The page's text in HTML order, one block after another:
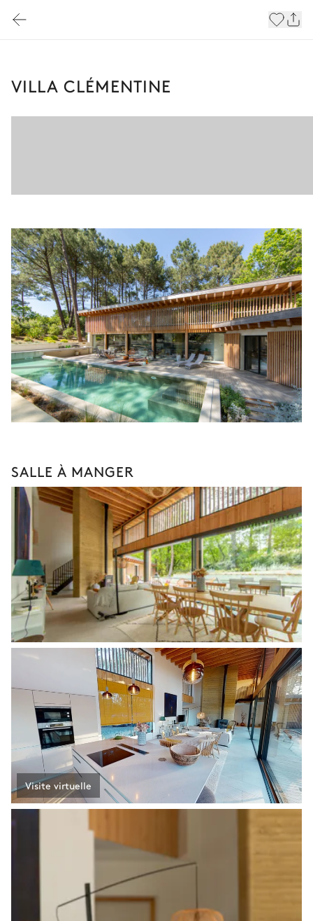
VILLA CLÉMENTINE
SALLE À MANGER
Visite virtuelle